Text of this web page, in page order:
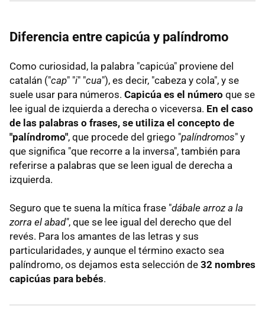
Diferencia entre capicúa y palíndromo
Como curiosidad, la palabra "capicúa" proviene del
catalán ("cap" "i" "cua"), es decir, "cabeza y cola", y se
suele usar para números. Capicúa es el número que se
lee igual de izquierda a derecha o viceversa. En el caso
de las palabras o frases, se utiliza el concepto de
"palíndromo", que procede del griego "palíndromos" y
que significa "que recorre a la inversa", también para
referirse a palabras que se leen igual de derecha a
izquierda.
Seguro que te suena la mítica frase "dábale arroz a la
zorra el abad", que se lee igual del derecho que del
revés. Para los amantes de las letras y sus
particularidades, y aunque el término exacto sea
palíndromo, os dejamos esta selección de 32 nombres
capicúas para bebés.